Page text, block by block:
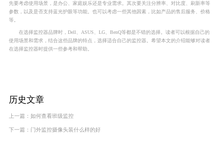
先要考虑使用场景，是办公、家庭娱乐还是专业需求。其次要关注分辨率、对比度、刷新率等
参数，以及是否支持蓝光护眼等功能。也可以考虑一些其他因素，比如产品的售后服务、价格
等。
在选择监控器品牌时，Dell、ASUS、LG、BenQ等都是不错的选择。读者可以根据自己的
使用场景和需求，结合这些品牌的特点，选择适合自己的监控器。希望本文的介绍能够对读者
在选择监控器时提供一些参考和帮助。
历史文章
上一篇： 如何查看班级监控
下一篇： 门外监控摄像头装什么样的好